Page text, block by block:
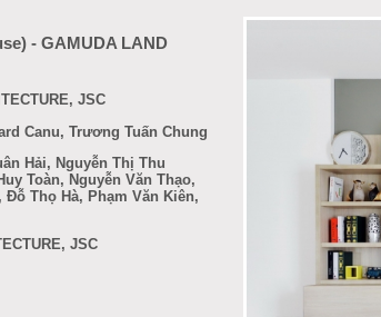
- GAMUDA LAND
JSC
Canu, Trương Tuấn Chung
Hải, Nguyễn Thị Thu
Toàn, Nguyễn Văn Thạo,
Đỗ Thọ Hà, Phạm Văn Kiên,
JSC